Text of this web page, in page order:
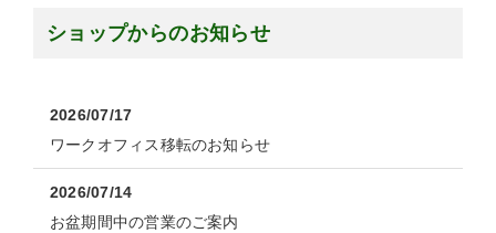
ショップからのお知らせ
2026/07/17
ワークオフィス移転のお知らせ
2026/07/14
お盆期間中の営業のご案内